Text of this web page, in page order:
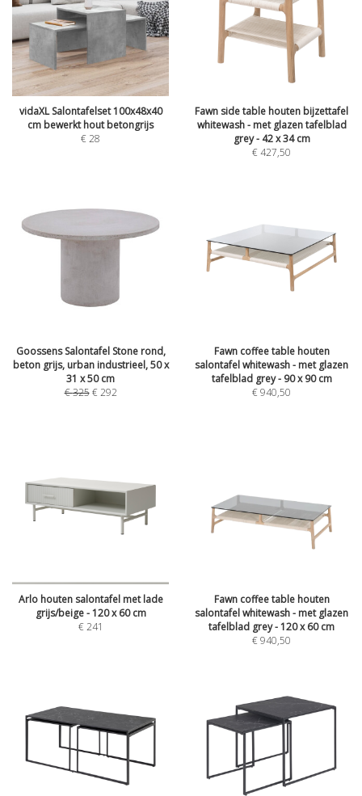
vidaXL Salontafelset 100x48x40
cm bewerkt hout betongrijs
€28
Fawn side table houten bijzettafel
whitewash - met glazen tafelblad
grey - 42 x 34 cm
€427,50
Goossens Salontafel Stone rond,
beton grijs, urban industrieel, 50 x
31 x 50 cm
€325 €292
Fawn coffee table houten
salontafel whitewash - met glazen
tafelblad grey - 90 x 90 cm
€940,50
Arlo houten salontafel met lade
grijs/beige - 120 x 60 cm
€241
Fawn coffee table houten
salontafel whitewash - met glazen
tafelblad grey - 120 x 60 cm
€940,50